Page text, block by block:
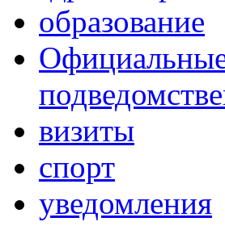
образование
визиты
спорт
уведомления